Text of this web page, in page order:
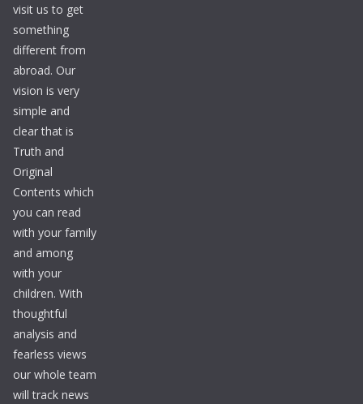
visit us to get
something
different from
abroad. Our
vision is very
simple and
clear that is
Truth and
Original
Contents which
you can read
with your family
and among
with your
children. With
thoughtful
analysis and
fearless views
our whole team
will track news